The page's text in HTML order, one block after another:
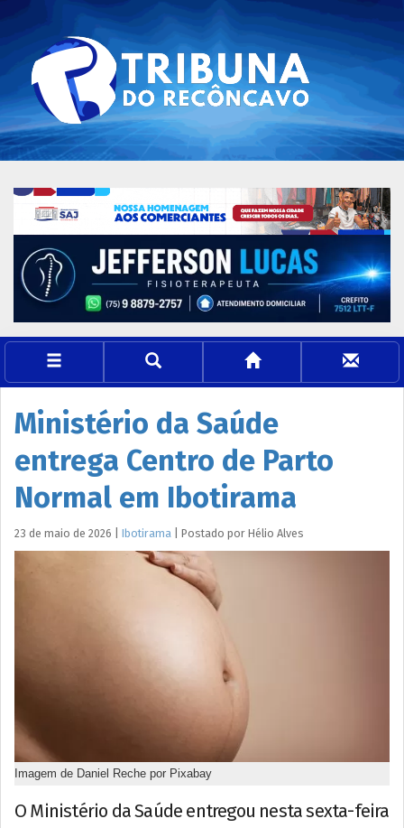
Ministério da Saúde
entrega Centro de Parto
Normal em Ibotirama
23 de maio de 2026 Ibotirama Postado por Hélio Alves
Imagem de Daniel Reche por Pixabay
O Ministério da Saúde entregou nesta sexta-feira